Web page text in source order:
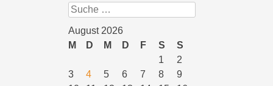
Suchen
August 2026
M
D M D F S
S
1
2
3
4 5 6 7 8
9